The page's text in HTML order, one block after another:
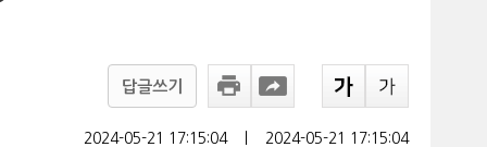
답글쓰기
2024-05-21 17:15:04 2024-05-21 17:15:04